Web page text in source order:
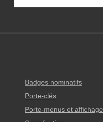
notre
Badges nominatifs
Porte-clés
Porte-menus et affichage